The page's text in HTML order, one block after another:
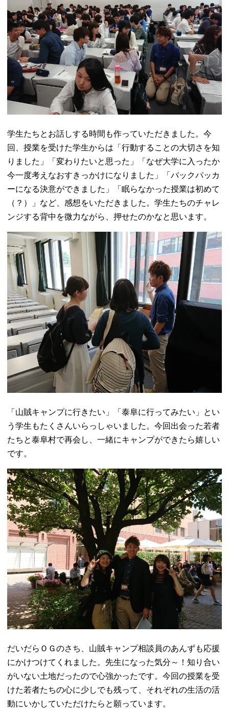
学生たちとお話しする時間も作っていただきました。今
回、授業を受けた学生からは「行動することの大切さを知
りました」「変わりたいと思った」「なぜ大学に入ったか
今一度考えなおすきっかけになりました」「バックパッカ
ーになる決意ができました」「眠らなかった授業は初めて
（？）」など、感想をいただきました。学生たちのチャレ
ンジする背中を微力ながら、押せたのかなと思います。
「山賊キャンプに行きたい」「泰阜に行ってみたい」とい
う学生もたくさんいらっしゃいました。今回出会った若者
たちと泰阜村で再会し、一緒にキャンプができたら嬉しい
です。
だいだらＯＧのさち、山賊キャンプ相談員のあんずも応援
にかけつけてくれました。先生になった気分～！知り合い
がいない土地だったので心強かったです。今回の授業を受
けた若者たちの心に少しでも残って、それぞれの生活の活
動にいかしていただけたらと願っています。